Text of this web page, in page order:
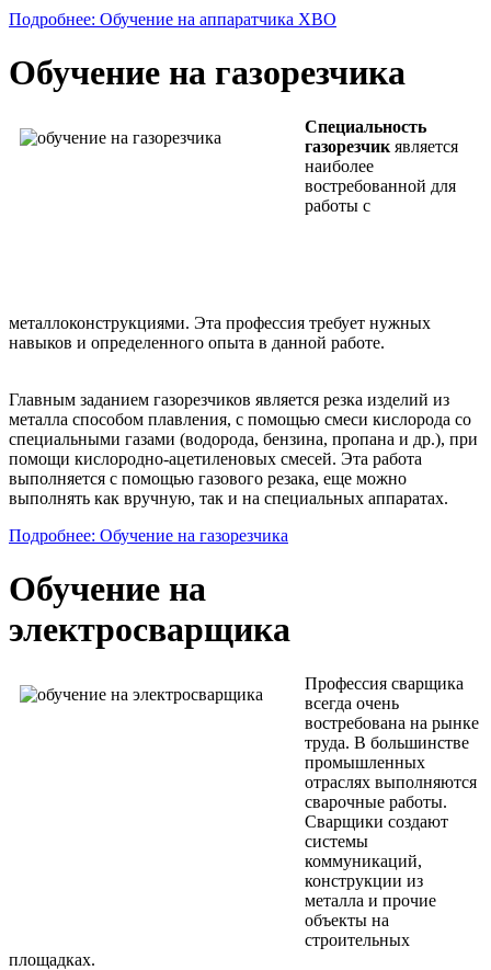
Подробнее: Обучение на аппаратчика ХВО
Обучение на газорезчика
Специальность
газорезчик является
наиболее
востребованной для
работы с
металлоконструкциями. Эта профессия требует нужных
навыков и определенного опыта в данной работе.
Главным заданием газорезчиков является резка изделий из
металла способом плавления, с помощью смеси кислорода со
специальными газами (водорода, бензина, пропана и др.), при
помощи кислородно-ацетиленовых смесей. Эта работа
выполняется с помощью газового резака, еще можно
выполнять как вручную, так и на специальных аппаратах.
Подробнее: Обучение на газорезчика
Обучение на
электросварщика
Профессия сварщика
всегда очень
востребована на рынке
труда. В большинстве
промышленных
отраслях выполняются
сварочные работы.
Сварщики создают
системы
коммуникаций,
конструкции из
металла и прочие
объекты на
строительных
площадках.